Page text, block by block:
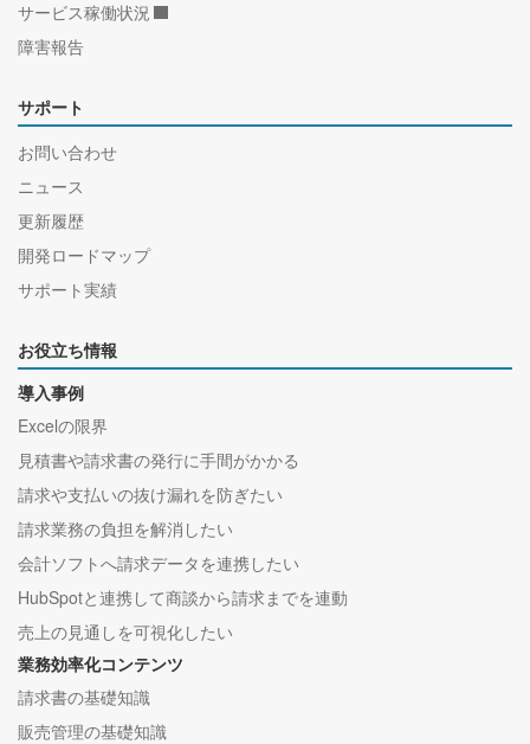
サービス稼働状況
障害報告
サポート
お問い合わせ
ニュース
更新履歴
開発ロードマップ
サポート実績
お役立ち情報
導入事例
Excelの限界
見積書や請求書の発行に手間がかかる
請求や支払いの抜け漏れを防ぎたい
請求業務の負担を解消したい
会計ソフトへ請求データを連携したい
HubSpotと連携して商談から請求までを連動
売上の見通しを可視化したい
業務効率化コンテンツ
請求書の基礎知識
販売管理の基礎知識